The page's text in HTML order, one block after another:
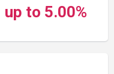
up to 5.00%